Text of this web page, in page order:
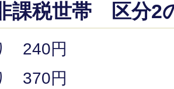
課税世帯 区分2
240円
370円